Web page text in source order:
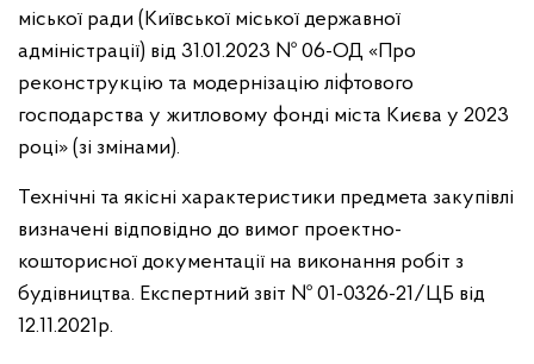
міської ради (Київської міської державної
адміністрації) від 31.01.2023 № 06-ОД «Про
реконструкцію та модернізацію ліфтового
господарства у житловому фонді міста Києва у 2023
році» (зі змінами).
Технічні та якісні характеристики предмета закупівлі
визначені відповідно до вимог проектно-
кошторисної документації на виконання робіт з
будівництва. Експертний звіт № 01-0326-21/ЦБ від
12.11.2021р.